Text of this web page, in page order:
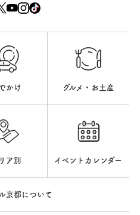
かけ グルメ・お土産
ア別 イベントカレンダー
京都について